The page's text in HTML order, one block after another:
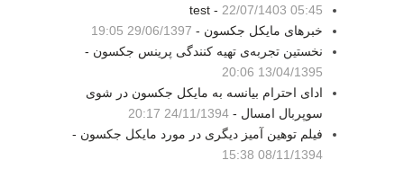
test - 22/07/1403 05:45
خبرهای مایکل جکسون - 29/06/1397 19:05
نخستین تجربه‌ی تهیه کنندگی پرینس جکسون -
13/04/1395 20:06
ادای احترام بیانسه به مایکل جکسون در شوی
سوپربال امسال - 24/11/1394 20:17
فیلم توهین آمیز دیگری در مورد مایکل جکسون -
08/11/1394 15:38